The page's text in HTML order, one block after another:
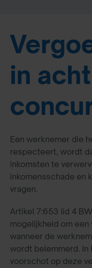
in
Een werknemer die
respecteert, wordt
inkomsten te
inkomensschade en
vragen.
Artikel 7:653 lid 4
mogelijkheid om
wanneer de
wordt belemmerd. In
voorschot op deze